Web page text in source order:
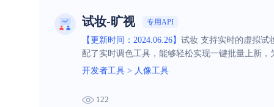
试妆-旷视 专用API
【更新时间：2024.06.26】 试妆 支持实时的虚拟试
配了实时调色工具，能够轻松实现一键批量上新
开发者工具 > 人像工具
122